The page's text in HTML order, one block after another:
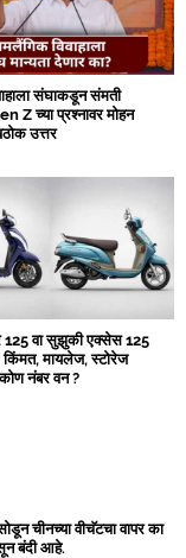
संघाकडून संमती
Z च्या प्रश्नावर मोहन
उत्तर
125 वा सुझुकी एक्सेस 125
किंमत, मायलेज, स्टोरेज
नंबर वन ?
चीनच्या वीचॅटचा वापर का
बंदी आहे.